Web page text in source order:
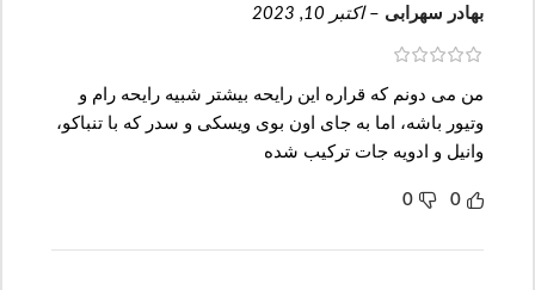
بهادر سهرابی – اکتبر 10, 2023
من می دونم که قراره این رایحه بیشتر شبیه رایحه رام و
وتیور باشه، اما به جای اون بوی ویسکی و سدر که با تنباکو،
وانیل و ادویه جات ترکیب شده
0
0